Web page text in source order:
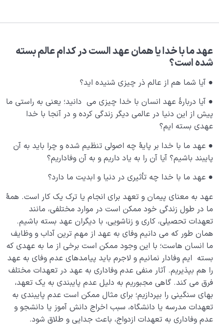
بلوغ کودک عزیز روان 0/8
عهد ما با خدا چیست؛ چرا نباید آن را فراموش کنیم؟
چیست؟
کودک عزیز روان یعنی چه؛ چه نیازهایی دارد و بلوغ روحی
او چگونه حاصل می شود؟
قوانین ناشناخته نفس چگونه از قوانین خلقت بیرون کشیده
می شوند؟
شهادت نفس یعنی چه؛ شهادت دادن نفس علیه خود ما
چگونه و با چه کیفیتی انجام می‌شود؟
چرا قدرت درک آخرت برای اغلب کسانی که هنوز در دنیا
هستند، وجود ندارد؟
شباهت روحی چگونه به وجود می آید؛ آیا ما شبیه چیزی می
شویم که به آن علاقه داریم؟
جایگاه و اهمیت آخرت برای ما نشان دهندۀ میزان هوش
آخرتی ماست
قضا و قدر و اختیار 0/13
ابتلاء و امتحان در زندگی 0/26
عهد ما با خدا یا همان عهد الست در کدام عالم بسته
شده است؟
● آیا شما هم از عالم ذر چیزی شنیده اید؟
● آیا دربارۀ عهد انسان با خدا چیزی می دانید؛ یعنی به راستی ما
پیش از این دنیا در عالمی دیگر زندگی کرده و در آنجا با خدا
عهدی بسته ایم؟
● عهد ما با خدا بر پایۀ چه اصولی تنظیم شده و چرا باید به آن
پایبند باشیم؟ آیا آن را به یاد داریم و به آن وفاداریم؟
● عهد ما با خدا چه تأثیری در دنیا و ابدیت ما دارد؟
عهد به معنای پیمان و تعهد برای انجام یا ترک یک کار است. همۀ
ما در طول زندگی خود ممکن است در موارد مختلفی، مانند
تعهدات تحصیلی، کاری و زناشویی، با دیگران عهد بسته باشیم.
همان طور که می دانیم وفای به عهد از مهم ترین آداب و وظایف
ما انسان هاست؛ با این وجود ممکن است برخی از ما به عهدی که
بسته ایم وفادار نمانیم و لاجرم باید پیامدهای عدم وفای به عهد
را هم بپذیریم. آثار منفی عدم وفاداری به عهد در تعهدات مختلف
فرق می کند. گاهی مجبوریم به دلیل عدم پایبندی به یک تعهد،
بهای سنگینی را بپردازیم؛ برای مثال ممکن است عدم پایبندی به
تعهدات مدرسه یا دانشگاه، سبب اخراج دانش آموز یا دانشجو و
عدم وفاداری به تعهدات ازدواج، باعث جدایی و طلاق شود.